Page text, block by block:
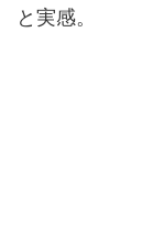
と実感。